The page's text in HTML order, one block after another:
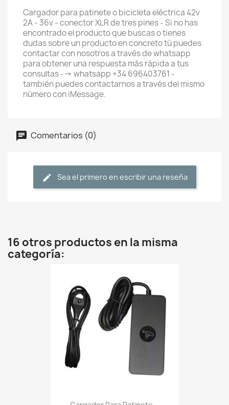
Cargador para patinete o bicicleta eléctrica 42v
2A - 36v - conector XLR de tres pines - Si no has
encontrado el producto que buscas o tienes
dudas sobre un producto en concreto tú puedes
contactar con nosotros a través de whatsapp
para obtener una respuesta más rápida a tus
consultas --> whatsapp +34 696403761 -
también puedes contactarnos a través del mismo
número con iMessage.
Comentarios (0)
Sea el primero en escribir una reseña
16 otros productos en la misma
categoría: